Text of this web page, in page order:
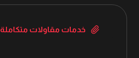
خدمات مقاولات متكاملة